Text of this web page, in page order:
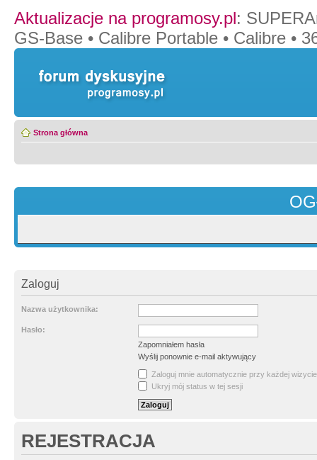
Aktualizacje na programosy.pl:
GS-Base • Calibre Portable • Calibre •
Strona główna
Zaloguj
Nazwa użytkownika:
Hasło:
Zapomniałem hasła
Wyślij ponownie e-mail aktywujący
Zaloguj mnie automatycznie przy każdej wizycie
Ukryj mój status w tej sesji
REJESTRACJA